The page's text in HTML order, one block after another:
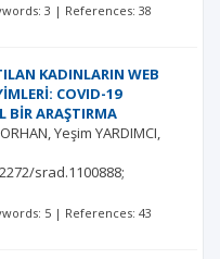
3 | References: 38
KADINLARIN WEB
COVID-19
BİR ARAŞTIRMA
Yeşim YARDIMCI
srad.1100888;
5 | References: 43